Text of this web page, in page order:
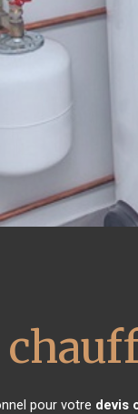
pour votre devis